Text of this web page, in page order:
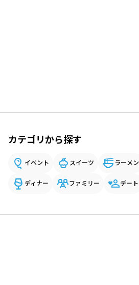
カテゴリから探す
イベント スイーツ ラーメン
ディナー ファミリー デート